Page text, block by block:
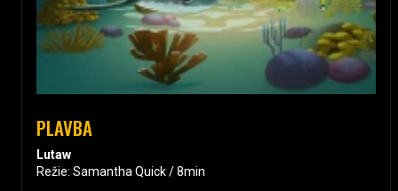
PLAVBA
Lutaw
Režie: Samantha Quick / 8min